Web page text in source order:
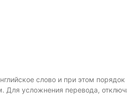
слово и при этом
усложнения перевода,